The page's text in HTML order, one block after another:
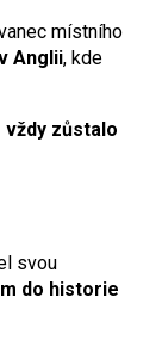
místního
Anglii, kde
zůstalo
svou
do historie